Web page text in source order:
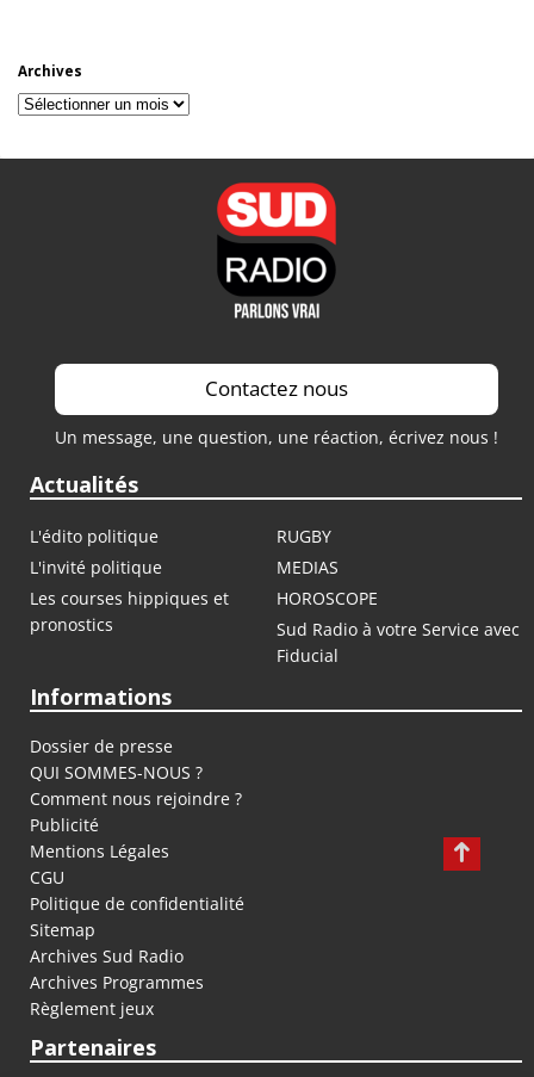
Archives
Archives
Contactez nous
Un message, une question, une réaction, écrivez nous !
Actualités
L'édito politique
RUGBY
L'invité politique
MEDIAS
Les courses hippiques et
pronostics
HOROSCOPE
Sud Radio à votre Service avec
Fiducial
Informations
Dossier de presse
QUI SOMMES-NOUS ?
Comment nous rejoindre ?
Publicité
Mentions Légales
CGU
Politique de confidentialité
Sitemap
Archives Sud Radio
Archives Programmes
Règlement jeux
Partenaires